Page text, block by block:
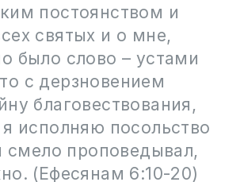
постоянством и
святых и о мне,
было слово – устами
с дерзновением
благовествования,
исполняю посольство
смело проповедывал,
(Ефесянам 6:10-20)